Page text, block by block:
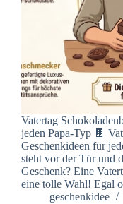
Vatertag
jeden Papa-Typ 🍫
Geschenkideen für
steht vor der Tür und
Geschenk? Eine
eine tolle Wahl! Egal
geschenkidee